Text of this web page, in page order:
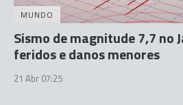
MUNDO
Sismo de magnitude 7,7 no
feridos e danos menores
21 Abr 07:25